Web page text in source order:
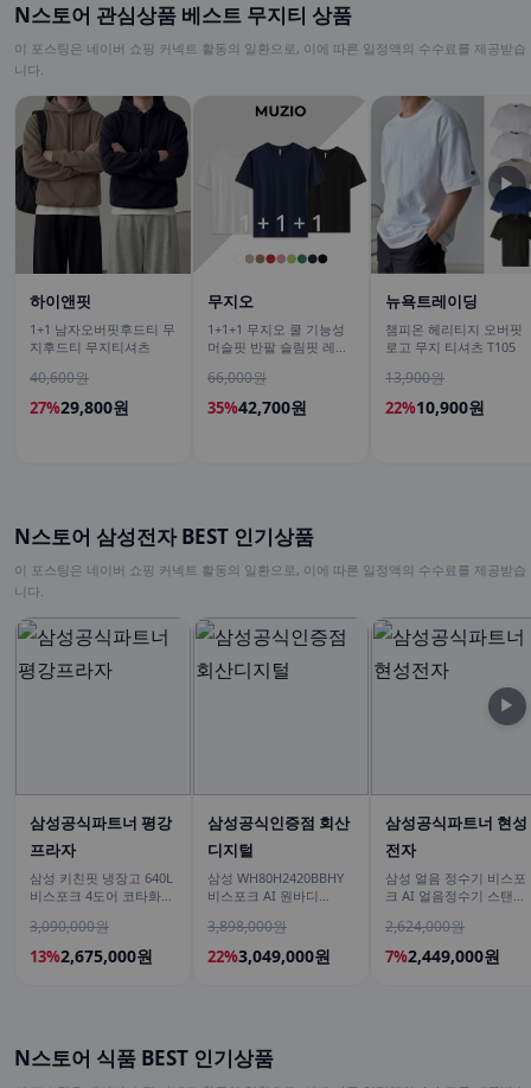
N스토어 관심상품 베스트 무지티 상품
이 포스팅은 네이버 쇼핑 커넥트 활동의 일환으로, 이에 따른 일정액의 수수료를 제공받습
니다.
하이앤핏
1+1 남자오버핏후드티 무
지후드티 무지티셔츠
40,600원
27%29,800원
무지오
1+1+1 무지오 쿨 기능성
머슬핏 반팔 슬림핏 레이
셔츠
66,000원
35%42,700원
뉴욕트레이딩
챔피온 헤리티지 오버핏
로고 무지 티셔츠 T105
13,900원
22%10,900원
▶
N스토어 삼성전자 BEST 인기상품
이 포스팅은 네이버 쇼핑 커넥트 활동의 일환으로, 이에 따른 일정액의 수수료를 제공받습
니다.
삼성공식파트너 평강
프라자
삼성 키친핏 냉장고 640L
비스포크 4도어 코타화이
3,090,000원
13%2,675,000원
삼성공식인증점 회산
디지털
삼성 WH80H2420BBHY
비스포크 AI 원바디
입 1등급
3,898,000원
22%3,049,000원
삼성공식파트너 현성
전자
삼성 얼음 정수기 비스포
크 AI 얼음정수기 스탠드
수 냉온 정수
2,624,000원
7%2,449,000원
▶
N스토어 식품 BEST 인기상품